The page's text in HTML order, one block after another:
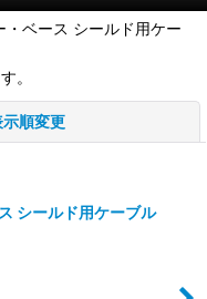
・ベース シールド用ケー
。
示順変更
シールド用ケーブル